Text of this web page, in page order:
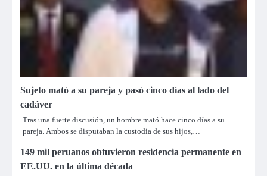
Sujeto mató a su pareja y pasó cinco días al lado del
cadáver
Tras una fuerte discusión, un hombre mató hace cinco días a su
pareja. Ambos se disputaban la custodia de sus hijos,…
149 mil peruanos obtuvieron residencia permanente en
EE.UU. en la última década